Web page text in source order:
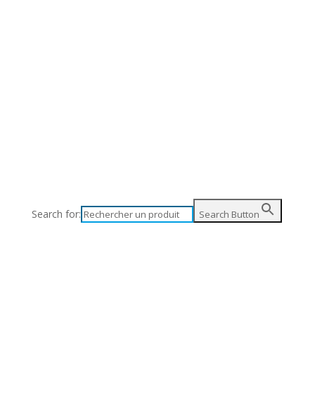
Search for: Search Button